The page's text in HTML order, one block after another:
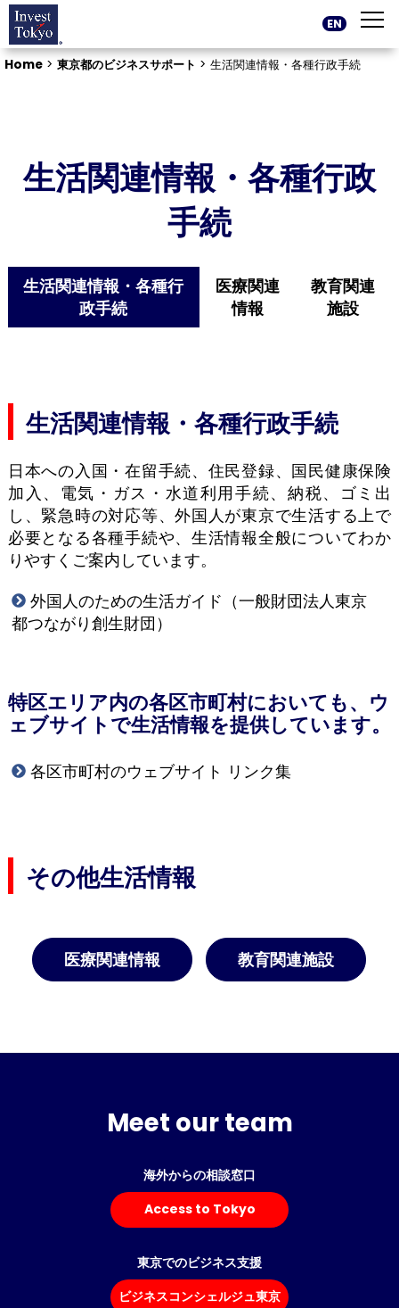
Home > 東京都のビジネスサポート > 生活関連情報・各種行政手続
EN
生活関連情報・各種行政
手続
生活関連情報・各種行
政手続
医療関連
情報
教育関連
施設
生活関連情報・各種行政手続
日本への入国・在留手続、住民登録、国民健康保険
加入、電気・ガス・水道利用手続、納税、ゴミ出
し、緊急時の対応等、外国人が東京で生活する上で
必要となる各種手続や、生活情報全般についてわか
りやすくご案内しています。
外国人のための生活ガイド（一般財団法人東京
都つながり創生財団）
特区エリア内の各区市町村においても、ウ
ェブサイトで生活情報を提供しています。
各区市町村のウェブサイト リンク集
その他生活情報
医療関連情報 教育関連施設
Meet our team
海外からの相談窓口
Access to Tokyo
東京でのビジネス支援
ビジネスコンシェルジュ東京